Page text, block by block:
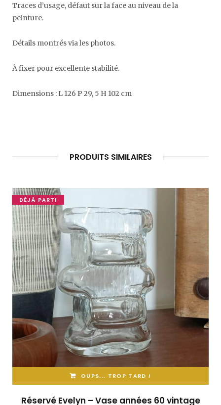
Traces d’usage, défaut sur la face au niveau de la
peinture.
Détails montrés via les photos.
À fixer pour excellente stabilité.
Dimensions : L 126 P 29, 5 H 102 cm
PRODUITS SIMILAIRES
DÉJÀ PARTI
OUPS... TROP TARD !
Réservé Evelyn – Vase années 60 vintage